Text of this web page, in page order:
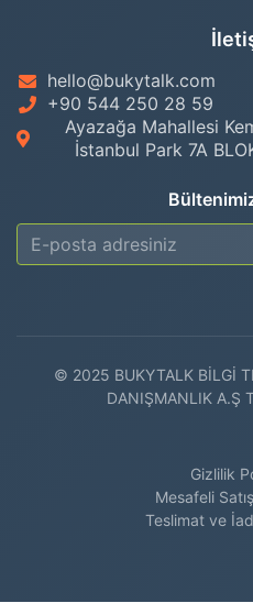
hello@bukytalk.com
+90 544 250 28 59
Ayazağa Mahallesi
İstanbul Park 7A
© 2025 BUKYTALK BİLGİ
DANIŞMANLIK A.Ş
Gizlilik
Mesafeli
Teslimat ve